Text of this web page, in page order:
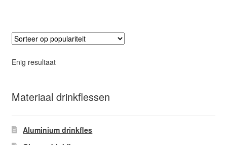
Enig resultaat
Materiaal drinkflessen
Aluminium drinkfles